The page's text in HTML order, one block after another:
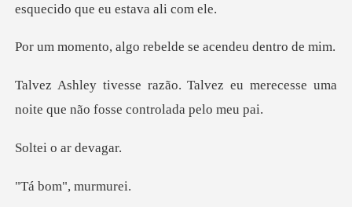
esquecid
go rebelde se acen
vez eu merecesse uma
noite que n
o ar de
m", mu